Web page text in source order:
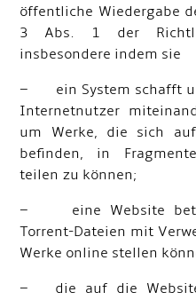
öffentliche Wiedergabe
3 Abs. 1 der
insbesondere indem sie
– ein System schafft
Internetnutzer
um Werke, die sich
befinden, in
teilen zu können;
– eine Website
Torrent-Dateien mit
Werke online stellen
– die auf die Website